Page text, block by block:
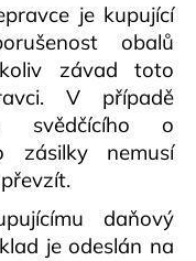
je kupující
obalů
závad toto
V případě
svědčícího o
zásilky nemusí
daňový
je odeslán na